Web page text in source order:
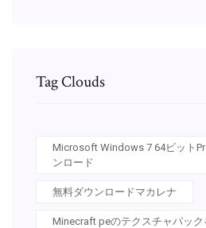
Tag Clouds
Microsoft Windows 7 64ビット
ンロード
無料ダウンロードマカレナ
Minecraft peのテクスチャパッ